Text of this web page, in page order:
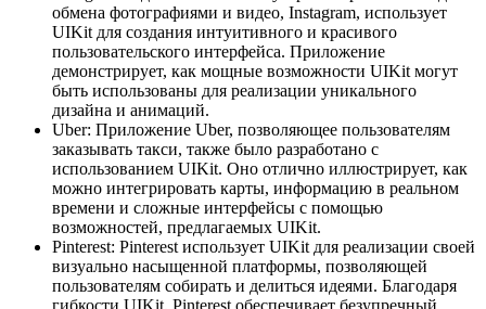
обмена фотографиями и видео, Instagram, использует
UIKit для создания интуитивного и красивого
пользовательского интерфейса. Приложение
демонстрирует, как мощные возможности UIKit могут
быть использованы для реализации уникального
дизайна и анимаций.
Uber: Приложение Uber, позволяющее пользователям
заказывать такси, также было разработано с
использованием UIKit. Оно отлично иллюстрирует, как
можно интегрировать карты, информацию в реальном
времени и сложные интерфейсы с помощью
возможностей, предлагаемых UIKit.
Pinterest: Pinterest использует UIKit для реализации своей
визуально насыщенной платформы, позволяющей
пользователям собирать и делиться идеями. Благодаря